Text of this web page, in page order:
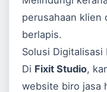
perusahaan klien
berlapis.
Solusi Digitalisasi
Di Fixit Studio,
website biro jasa